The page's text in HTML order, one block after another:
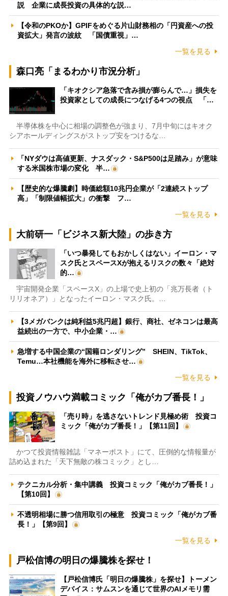
説 企業に成長投資の具体的な説…
【令和のPKOか】GPIFをめぐる片山財務相の「円資産への投
資拡大」発言の波紋 「国債重視」…
一覧を見る
森口亮「まるわかり市況分析」
「キオクシア急落で含み損が膨らんで…」損失を
投資家としての成長につなげる4つの視点 「…
半導体株を中心に相場の調整色が強まり、7月中旬にはキオク
シアホールディングスがストップ安をつけるな…
「NYダウは高値更新、ナスダック・S&P500は足踏み」が意味
する米国株市場の変化 半…
【歴史的な爆騰劇】時価総額10兆円企業が「2連続ストップ
高」「制限値幅拡大」の衝撃 フ…
一覧を見る
大前研一「ビジネス新大陸」の歩き方
「いつ暴発してもおかしくはない」イーロン・マ
スク氏とスペースXが抱えるリスクの数々「絶対
的…
宇宙開発企業「スペースX」の上場で史上初の「兆万長者（ト
リリオネア）」となったイーロン・マスク氏。…
【3メガバンクは純利益5兆円超】銀行、商社、ゼネコンは最高
益続出の一方で、中小企業・…
急増する中国企業の“国籍ロンダリング” SHEIN、TikTok、
Temu…本社機能を海外に移転させ…
一覧を見る
投資ノウハウ満載コミック「俺がカブ番長！」
「売り時」を逃さないトレンド見極め術 投資コ
ミック「俺がカブ番長！」【第11回】
かつて投資情報雑誌「マネーポスト」にて、圧倒的な情報量が
詰め込まれた「天下無敵の株コミック」とし…
テクニカル分析・集中講義 投資コミック「俺がカブ番長！」
【第10回】
不透明相場に勝つ信用取引の極意 投資コミック「俺がカブ番
長！」【第9回】
一覧を見る
戸松信博の明日の爆騰株を探せ！
【戸松信博氏「明日の爆騰株」を探せ】トーメン
デバイス：サムスンを通じて世界のAIメモリ需